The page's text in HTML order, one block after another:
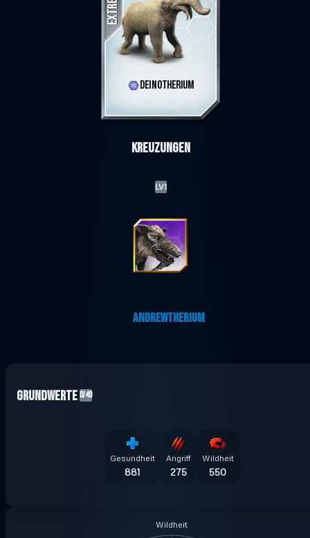
DEINOTHERIUM
Kreuzungen
LV1
ANDREWTHERIUM
Grundwerte LV40
Gesundheit
881
Angriff
275
Wildheit
550
Wildheit